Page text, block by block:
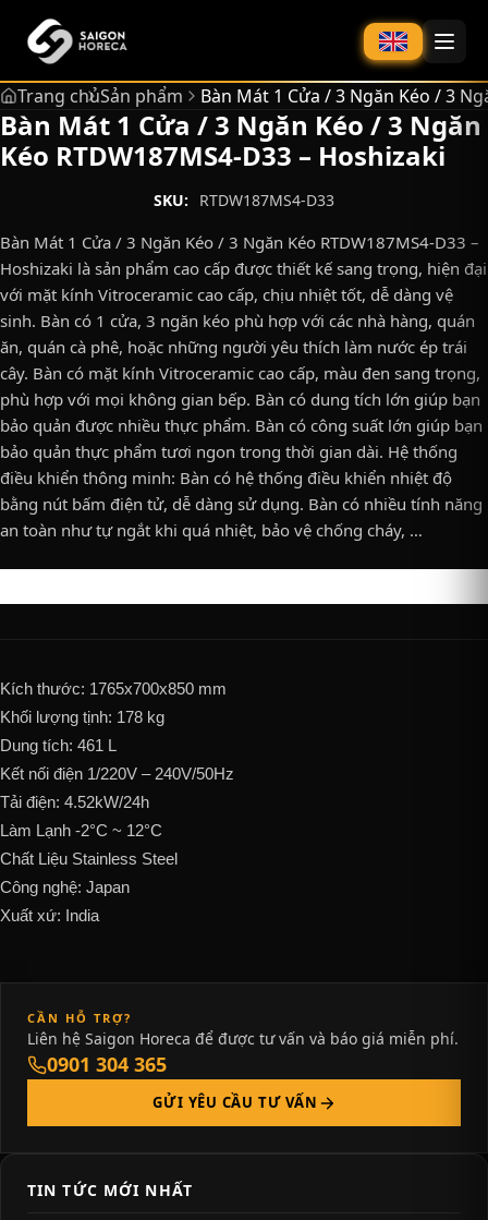
chính
Trang chủSản phẩm Bàn Mát 1 Cửa / 3 Ngăn Kéo / 3
Bàn Mát 1 Cửa / 3 Ngăn Kéo / 3 Ngăn
Kéo RTDW187MS4-D33 – Hoshizaki
SKU: RTDW187MS4-D33
Bàn Mát 1 Cửa / 3 Ngăn Kéo / 3 Ngăn Kéo RTDW187MS4-D33 –
Hoshizaki là sản phẩm cao cấp được thiết kế sang trọng, hiện đại
với mặt kính Vitroceramic cao cấp, chịu nhiệt tốt, dễ dàng vệ
sinh. Bàn có 1 cửa, 3 ngăn kéo phù hợp với các nhà hàng, quán
ăn, quán cà phê, hoặc những người yêu thích làm nước ép trái
cây. Bàn có mặt kính Vitroceramic cao cấp, màu đen sang trọng,
phù hợp với mọi không gian bếp. Bàn có dung tích lớn giúp bạn
bảo quản được nhiều thực phẩm. Bàn có công suất lớn giúp bạn
bảo quản thực phẩm tươi ngon trong thời gian dài. Hệ thống
điều khiển thông minh: Bàn có hệ thống điều khiển nhiệt độ
bằng nút bấm điện tử, dễ dàng sử dụng. Bàn có nhiều tính năng
an toàn như tự ngắt khi quá nhiệt, bảo vệ chống cháy, …
Kích thước: 1765x700x850 mm
Khối lượng tịnh: 178 kg
Dung tích: 461 L
Kết nối điện 1/220V – 240V/50Hz
Tải điện: 4.52kW/24h
Làm Lạnh -2°C ~ 12°C
Chất Liệu Stainless Steel
Công nghệ: Japan
Xuất xứ: India
CẦN HỖ TRỢ?
Liên hệ Saigon Horeca để được tư vấn và báo giá miễn phí.
0901 304 365
GỬI YÊU CẦU TƯ VẤN
TIN TỨC MỚI NHẤT